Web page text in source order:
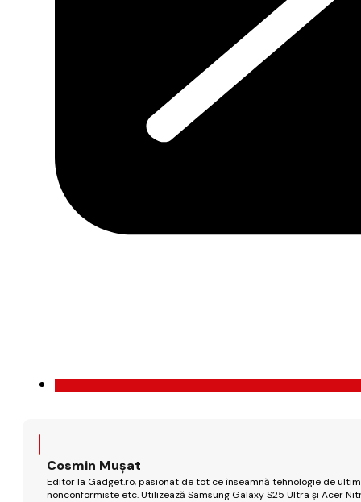
Cosmin Mușat
Editor la Gadget.ro, pasionat de tot ce înseamnă tehnologie de
nonconformiste etc. Utilizează Samsung Galaxy S25 Ultra și Acer